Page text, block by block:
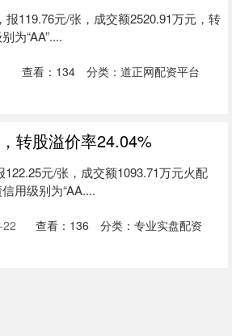
119.76元/张，成交额2520.91万元，转
为“AA”....
查看： 134 分类： 道正网配资平台
转股溢价率24.04%
元/张，成交额1093.71万元火配
用级别为“AA....
22 查看： 136 分类：专业实盘配资
指 3577.20 61.64